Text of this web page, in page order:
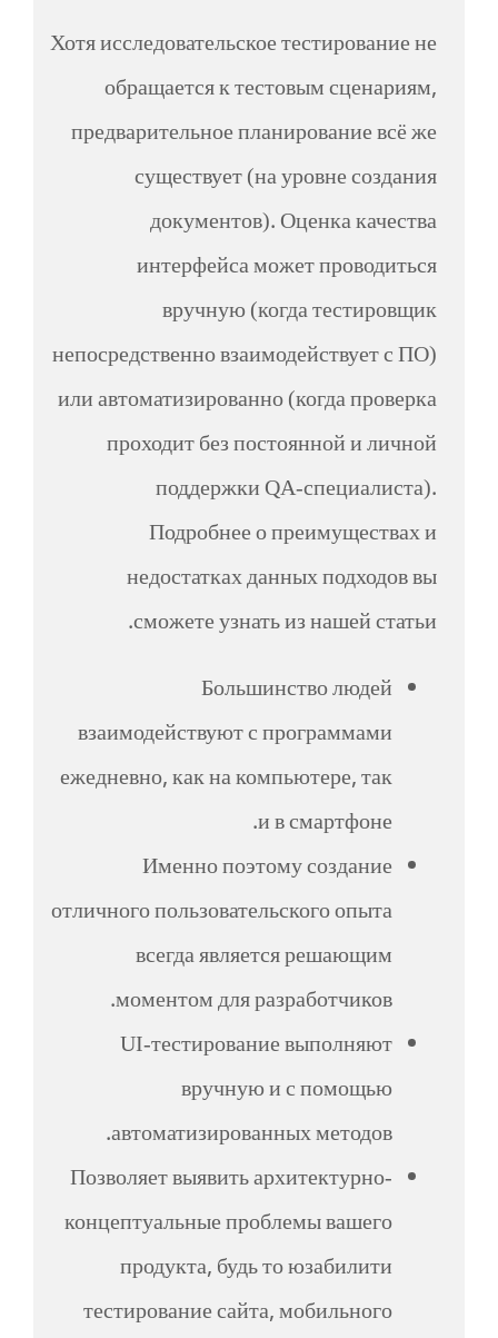
Хотя исследовательское тестирование не
обращается к тестовым сценариям,
предварительное планирование всё же
существует (на уровне создания
документов). Оценка качества
интерфейса может проводиться
вручную (когда тестировщик
непосредственно взаимодействует с ПО)
или автоматизированно (когда проверка
проходит без постоянной и личной
поддержки QA-специалиста).
Подробнее о преимуществах и
недостатках данных подходов вы
сможете узнать из нашей статьи.
Большинство людей
взаимодействуют с программами
ежедневно, как на компьютере, так
и в смартфоне.
Именно поэтому создание
отличного пользовательского опыта
всегда является решающим
моментом для разработчиков.
UI-тестирование выполняют
вручную и с помощью
автоматизированных методов.
Позволяет выявить архитектурно-
концептуальные проблемы вашего
продукта, будь то юзабилити
тестирование сайта, мобильного